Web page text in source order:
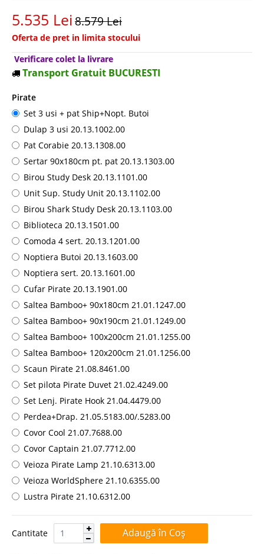
5.535 Lei8.579 Lei
Oferta de pret in limita stocului
Verificare colet la livrare
Transport Gratuit BUCURESTI
Pirate
Set 3 usi + pat Ship+Nopt. Butoi
Dulap 3 usi 20.13.1002.00
Pat Corabie 20.13.1308.00
Sertar 90x180cm pt. pat 20.13.1303.00
Birou Study Desk 20.13.1101.00
Unit Sup. Study Unit 20.13.1102.00
Birou Shark Study Desk 20.13.1103.00
Biblioteca 20.13.1501.00
Comoda 4 sert. 20.13.1201.00
Noptiera Butoi 20.13.1603.00
Noptiera sert. 20.13.1601.00
Cufar Pirate 20.13.1901.00
Saltea Bamboo+ 90x180cm 21.01.1247.00
Saltea Bamboo+ 90x190cm 21.01.1249.00
Saltea Bamboo+ 100x200cm 21.01.1255.00
Saltea Bamboo+ 120x200cm 21.01.1256.00
Scaun Pirate 21.08.8461.00
Set pilota Pirate Duvet 21.02.4249.00
Set Lenj. Pirate Hook 21.04.4479.00
Perdea+Drap. 21.05.5183.00/.5283.00
Covor Cool 21.07.7688.00
Covor Captain 21.07.7712.00
Veioza Pirate Lamp 21.10.6313.00
Veioza WorldSphere 21.10.6355.00
Lustra Pirate 21.10.6312.00
Cantitate Cantitate: